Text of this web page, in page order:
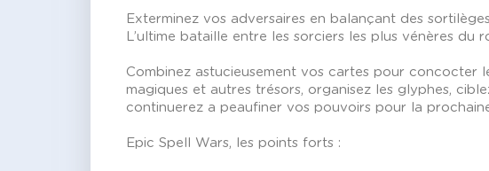
Exterminez vos adversaires en balançant des
L’ultime bataille entre les sorciers les plus vénères du
Combinez astucieusement vos cartes pour concocter
magiques et autres trésors, organisez les glyphes,
continuerez a peaufiner vos pouvoirs pour la
Epic Spell Wars, les points forts :